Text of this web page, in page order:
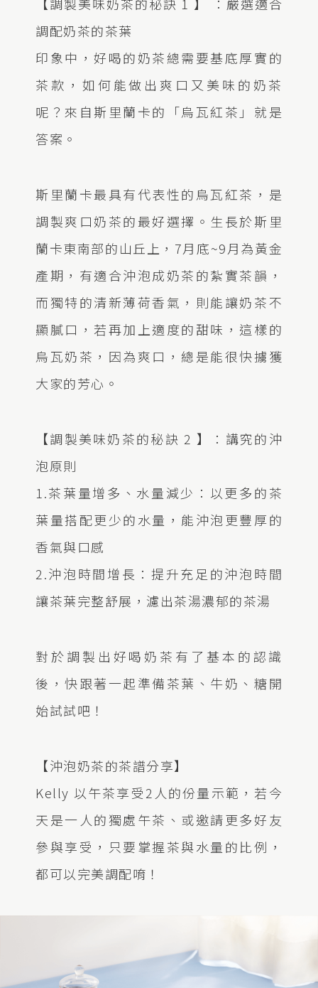
調配奶茶的茶葉
印象中，好喝的奶茶總需要基底厚實的
茶款，如何能做出爽口又美味的奶茶
呢？來自斯里蘭卡的「烏瓦紅茶」就是
答案。
斯里蘭卡最具有代表性的烏瓦紅茶，是
調製爽口奶茶的最好選擇。生長於斯里
蘭卡東南部的山丘上，7月底~9月為黃金
產期，有適合沖泡成奶茶的紮實茶韻，
而獨特的清新薄荷香氣，則能讓奶茶不
顯膩口，若再加上適度的甜味，這樣的
烏瓦奶茶，因為爽口，總是能很快擄獲
大家的芳心。
【調製美味奶茶的秘訣 2 】：講究的沖
泡原則
1.茶葉量增多、水量減少：以更多的茶
葉量搭配更少的水量，能沖泡更豐厚的
香氣與口感
2.沖泡時間增長：提升充足的沖泡時間
讓茶葉完整舒展，濾出茶湯濃郁的茶湯
對於調製出好喝奶茶有了基本的認識
後，快跟著一起準備茶葉、牛奶、糖開
始試試吧！
【沖泡奶茶的茶譜分享】
Kelly 以午茶享受2人的份量示範，若今
天是一人的獨處午茶、或邀請更多好友
參與享受，只要掌握茶與水量的比例，
都可以完美調配唷！